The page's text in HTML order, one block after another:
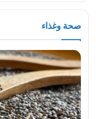
صحة وغذاء